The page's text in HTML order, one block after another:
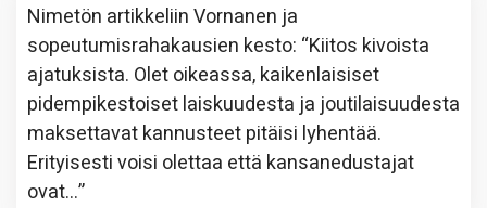
Nimetön artikkeliinVornanen ja
sopeutumisrahakausien kesto: “Kiitos kivoista
ajatuksista. Olet oikeassa, kaikenlaisiset
pidempikestoiset laiskuudesta ja joutilaisuudesta
maksettavat kannusteet pitäisi lyhentää.
Erityisesti voisi olettaa että kansanedustajat
ovat…”